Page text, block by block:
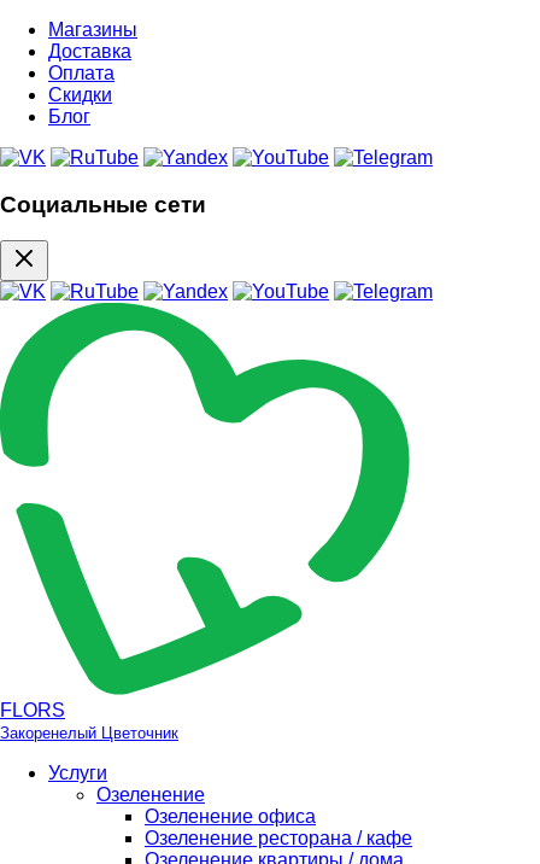
Магазины
Доставка
Оплата
Скидки
Блог
Социальные сети
FLORS
Закоренелый Цветочник
Услуги
Озеленение
Озеленение офиса
Озеленение ресторана / кафе